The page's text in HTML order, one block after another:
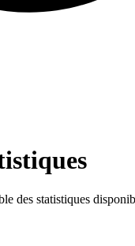
des statistiques